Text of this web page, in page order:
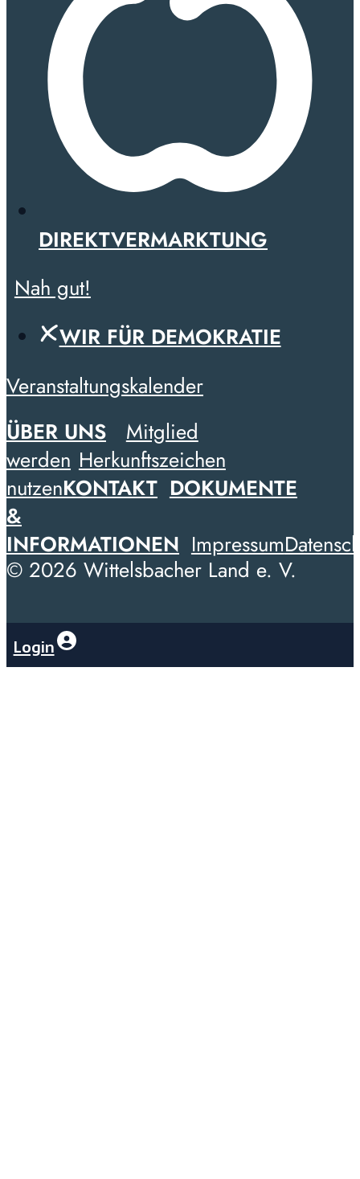
DIREKTVERMARKTUNG
Nah gut!
WIR FÜR DEMOKRATIE
Veranstaltungskalender
ÜBER UNS
Mitglied
werden Herkunftszeichen
nutzenKONTAKT DOKUMENTE
&
INFORMATIONEN Impressum
© 2026 Wittelsbacher Land e. V.
Login